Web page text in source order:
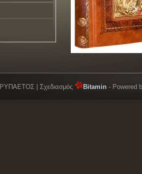
| Σχεδιασμός Bitamin - Powered